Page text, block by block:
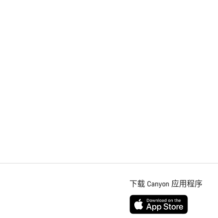
下载 Canyon 应用程序